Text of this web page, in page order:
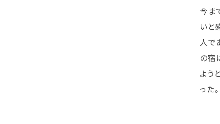
今ま
いと
人で
の宿
よう
った。